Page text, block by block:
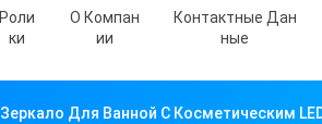
Роли
Ки
О Компан
Ии
Контактные Дан
Ные
Зеркало Для Ванной С Косметическим